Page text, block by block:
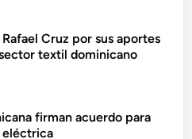
Cruz por sus aportes
textil dominicano
firman acuerdo para
eléctrica